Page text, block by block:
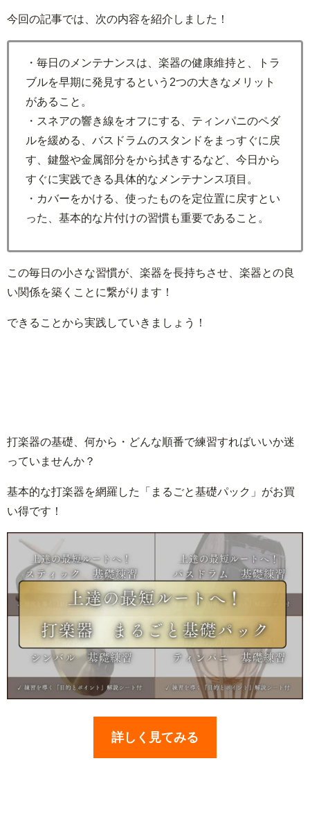
今回の記事では、次の内容を紹介しました！
・毎日のメンテナンスは、楽器の健康維持と、トラ
ブルを早期に発見するという2つの大きなメリット
があること。
・スネアの響き線をオフにする、ティンパニのペダ
ルを緩める、バスドラムのスタンドをまっすぐに戻
す、鍵盤や金属部分をから拭きするなど、今日から
すぐに実践できる具体的なメンテナンス項目。
・カバーをかける、使ったものを定位置に戻すとい
った、基本的な片付けの習慣も重要であること。
この毎日の小さな習慣が、楽器を長持ちさせ、楽器との良
い関係を築くことに繋がります！
できることから実践していきましょう！
打楽器の基礎、何から・どんな順番で練習すればいいか迷
っていませんか？
基本的な打楽器を網羅した「まるごと基礎パック」がお買
い得です！
詳しく見てみる